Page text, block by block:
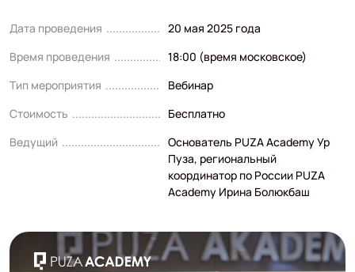
Дата проведения
20 мая 2025 года
Время проведения
18:00 (время московское)
Тип мероприятия
Вебинар
Стоимость
Бесплатно
Ведущий
Основатель PUZA Academy Ур
Пуза, региональный
координатор по России PUZA
Academy Ирина Болюкбаш